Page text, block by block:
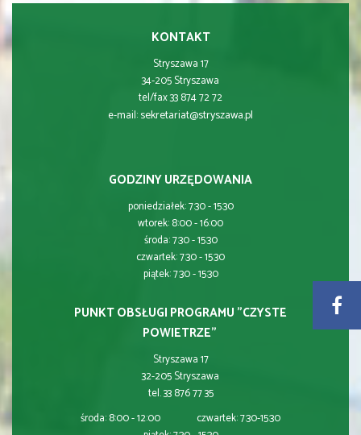
KONTAKT
Stryszawa 17
34-205 Stryszawa
tel/fax 33 874 72 72
e-mail:sekretariat@stryszawa.pl
GODZINY URZĘDOWANIA
poniedziałek: 7:30 - 15:30
wtorek: 8:00 - 16:00
środa: 7:30 - 15:30
czwartek: 7:30 - 15:30
piątek: 7:30 - 15:30
PUNKT OBSŁUGI PROGRAMU "CZYSTE
POWIETRZE"
Stryszawa 17
32-205 Stryszawa
tel. 33 876 77 35
środa: 8:00 - 12:00 czwartek: 7:30-15:30